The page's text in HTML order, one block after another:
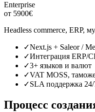
Enterprise
от 5900€
Headless commerce, ERP,
✓Next.js + Saleor /
✓Интеграция ERP/
✓3+ языков и валют
✓VAT MOSS,
✓SLA поддержка
Процесс